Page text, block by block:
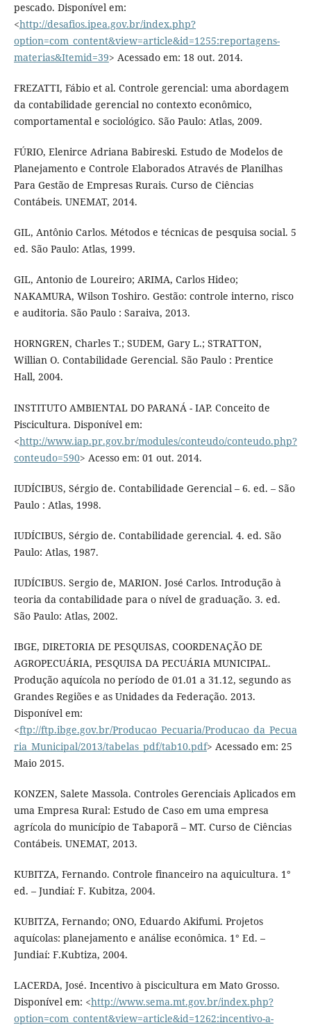
pescado. Disponível em:
<http://desafios.ipea.gov.br/index.php?
option=com_content&view=article&id=1255:reportagens-
materias&Itemid=39> Acessado em: 18 out. 2014.
FREZATTI, Fábio et al. Controle gerencial: uma abordagem
da contabilidade gerencial no contexto econômico,
comportamental e sociológico. São Paulo: Atlas, 2009.
FÚRIO, Elenirce Adriana Babireski. Estudo de Modelos de
Planejamento e Controle Elaborados Através de Planilhas
Para Gestão de Empresas Rurais. Curso de Ciências
Contábeis. UNEMAT, 2014.
GIL, Antônio Carlos. Métodos e técnicas de pesquisa social. 5
ed. São Paulo: Atlas, 1999.
GIL, Antonio de Loureiro; ARIMA, Carlos Hideo;
NAKAMURA, Wilson Toshiro. Gestão: controle interno, risco
e auditoria. São Paulo : Saraiva, 2013.
HORNGREN, Charles T.; SUDEM, Gary L.; STRATTON,
Willian O. Contabilidade Gerencial. São Paulo : Prentice
Hall, 2004.
INSTITUTO AMBIENTAL DO PARANÁ - IAP. Conceito de
Piscicultura. Disponível em:
<http://www.iap.pr.gov.br/modules/conteudo/conteudo.php?
conteudo=590> Acesso em: 01 out. 2014.
IUDÍCIBUS, Sérgio de. Contabilidade Gerencial – 6. ed. – São
Paulo : Atlas, 1998.
IUDÍCIBUS, Sérgio de. Contabilidade gerencial. 4. ed. São
Paulo: Atlas, 1987.
IUDÍCIBUS. Sergio de, MARION. José Carlos. Introdução à
teoria da contabilidade para o nível de graduação. 3. ed.
São Paulo: Atlas, 2002.
IBGE, DIRETORIA DE PESQUISAS, COORDENAÇÃO DE
AGROPECUÁRIA, PESQUISA DA PECUÁRIA MUNICIPAL.
Produção aquícola no período de 01.01 a 31.12, segundo as
Grandes Regiões e as Unidades da Federação. 2013.
Disponível em:
<ftp://ftp.ibge.gov.br/Producao_Pecuaria/Producao_da_Pecua
ria_Municipal/2013/tabelas_pdf/tab10.pdf> Acessado em: 25
Maio 2015.
KONZEN, Salete Massola. Controles Gerenciais Aplicados em
uma Empresa Rural: Estudo de Caso em uma empresa
agrícola do município de Tabaporã – MT. Curso de Ciências
Contábeis. UNEMAT, 2013.
KUBITZA, Fernando. Controle financeiro na aquicultura. 1°
ed. – Jundiaí: F. Kubitza, 2004.
KUBITZA, Fernando; ONO, Eduardo Akifumi. Projetos
aquícolas: planejamento e análise econômica. 1° Ed. –
Jundiaí: F.Kubtiza, 2004.
LACERDA, José. Incentivo à piscicultura em Mato Grosso.
Disponível em: <http://www.sema.mt.gov.br/index.php?
option=com_content&view=article&id=1262:incentivo-a-